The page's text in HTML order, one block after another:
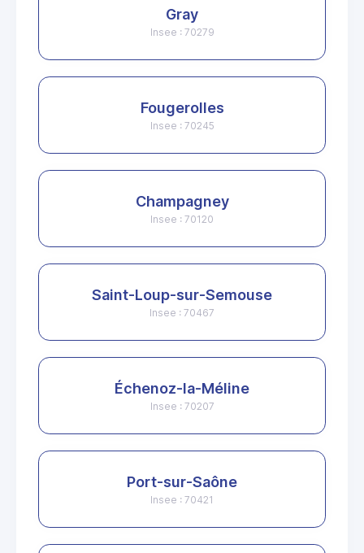
Gray
Insee : 70279
Fougerolles
Insee : 70245
Champagney
Insee : 70120
Saint-Loup-sur-Semouse
Insee : 70467
Échenoz-la-Méline
Insee : 70207
Port-sur-Saône
Insee : 70421